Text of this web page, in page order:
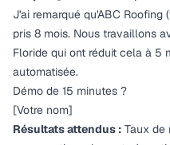
J'ai remarqué qu'ABC
pris 8 mois. Nous travaillons
Floride qui ont réduit cela à 5
automatisée.
Démo de 15 minutes ?
[Votre nom]
Résultats attendus : Taux de